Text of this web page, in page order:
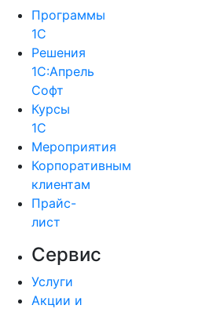
Программы
1С
Решения
1С:Апрель
Софт
Курсы
1С
Мероприятия
Корпоративным
клиентам
Прайс-
лист
Сервис
Услуги
Акции и